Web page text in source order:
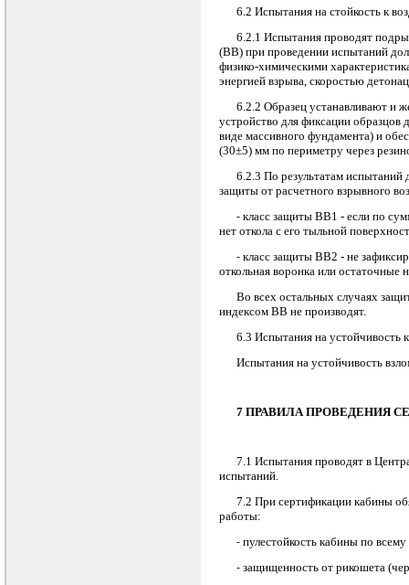
6.2 Испытания на стойкость к
6.2.1 Испытания проводят
(ВВ) при проведении испытаний
физико-химическими
энергией взрыва, скоростью
6.2.2 Образец устанавливают и
устройство для фиксации
виде массивного фундамента) и
(30±5) мм по периметру через
6.2.3 По результатам
защиты от расчетного взрывного
- класс защиты ВВ1 - если по
нет откола с его тыльной
- класс защиты ВВ2 - не
откольная воронка или остаточные
Во всех остальных случаях
индексом ВВ не производят.
6.3 Испытания на устойчивость
Испытания на устойчивость
7 ПРАВИЛА ПРОВЕДЕНИЯ
7.1 Испытания проводят в
испытаний.
7.2 При сертификации кабины
работы:
- пулестойкость кабины по
- защищенность от рикошета